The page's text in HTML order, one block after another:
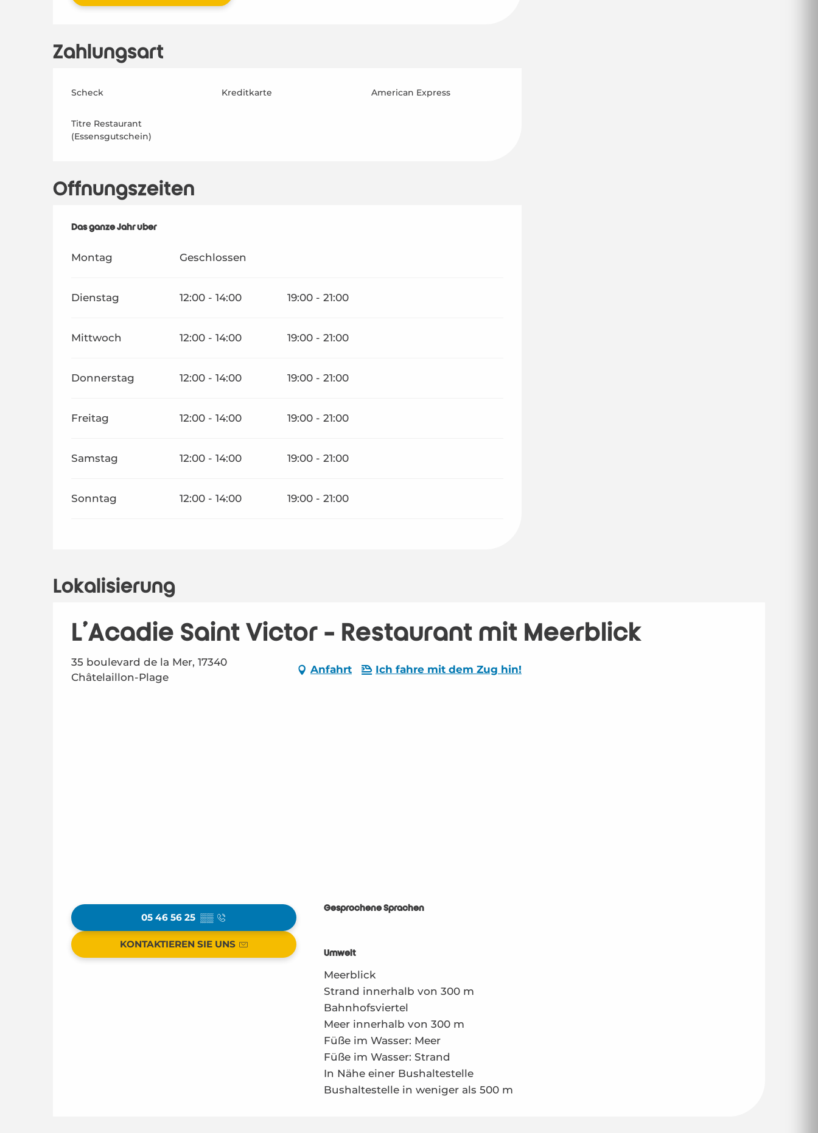
Zahlungsart
Scheck Kreditkarte American Express
Titre Restaurant
(Essensgutschein)
Öffnungszeiten
Das ganze Jahr über
Das ganze Jahr über
Montag Geschlossen
Dienstag 12:00 - 14:00 19:00 - 21:00
Mittwoch 12:00 - 14:00 19:00 - 21:00
Donnerstag 12:00 - 14:00 19:00 - 21:00
Freitag 12:00 - 14:00 19:00 - 21:00
Samstag 12:00 - 14:00 19:00 - 21:00
Sonntag 12:00 - 14:00 19:00 - 21:00
Lokalisierung
L'Acadie Saint Victor - Restaurant mit Meerblick
35 boulevard de la Mer, 17340
Châtelaillon-Plage
Anfahrt Ich fahre mit dem Zug hin!
05 46 56 25 ▒▒
KONTAKTIEREN SIE UNS
Gesprochene Sprachen
Gesprochene Sprachen
Umwelt
Umwelt
Meerblick
Strand innerhalb von 300 m
Bahnhofsviertel
Meer innerhalb von 300 m
Füße im Wasser: Meer
Füße im Wasser: Strand
In Nähe einer Bushaltestelle
Bushaltestelle in weniger als 500 m